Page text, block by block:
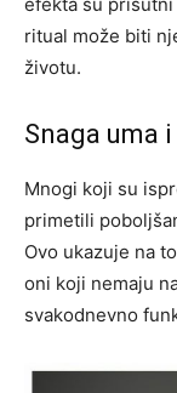
ritual može biti
životu.
Snaga uma
Mnogi koji su
primetili
Ovo ukazuje na
oni koji nemaju
svakodnevno